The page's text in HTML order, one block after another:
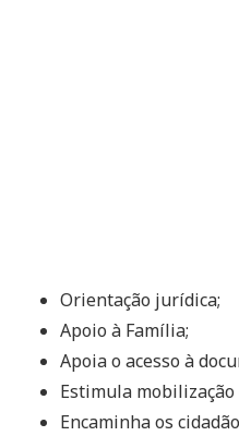
Orientação jurídica;
Apoio à Família;
Apoia o acesso à
Estimula
Encaminha os